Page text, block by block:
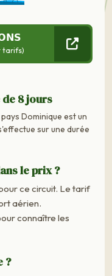
tarifs)
8 jours
Dominique est un
sur une durée
le prix ?
ce circuit. Le tarif
aérien.
connaître les
?